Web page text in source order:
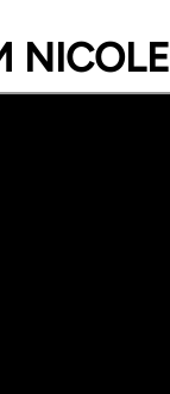
NICOLE